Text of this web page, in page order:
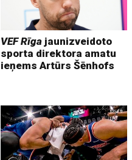
VEF Rīga jaunizveidoto
sporta direktora amatu
ieņems Artūrs Šēnhofs